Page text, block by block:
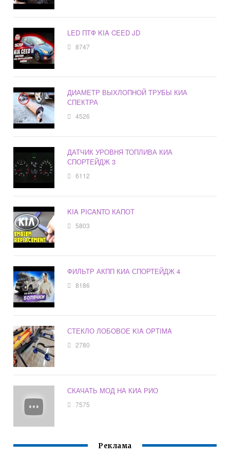
LED ПТФ KIA CEED JD
8747
ДИАМЕТР ВЫХЛОПНОЙ ТРУБЫ КИА
СПЕКТРА
4526
ДАТЧИК УРОВНЯ ТОПЛИВА КИА
СПОРТЕЙДЖ 3
6112
KIA PICANTO КАПОТ
5803
ФИЛЬТР АКПП КИА СПОРТЕЙДЖ 4
8186
СТЕКЛО ЛОБОВОЕ KIA OPTIMA
2780
СКАЧАТЬ МОД НА КИА РИО
7575
Реклама